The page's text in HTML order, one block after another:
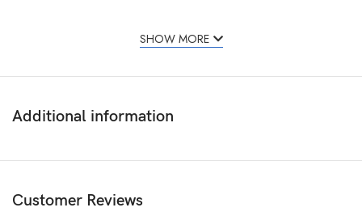
Evse bietet blitzs icher, loeakage, überspannung, überhitzung, ip55
Bewertung wasserdicht, UL94V-0 Bewertung Flamm widrigkeit und
Status indikatoren helfen Ihnen, den Arbeits zustand des ev-Ladegeräts
Schalt kasten funktion:
SHOW MORE
Additional information
Customer Reviews